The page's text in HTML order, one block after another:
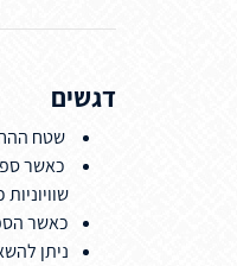
דגשים
שטח
כאשר
כאשר
ניתן